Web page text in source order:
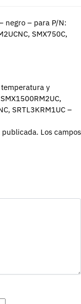
negro – para P/N:
SMX750C,
temperatura y
SRTL3KRM1UC –
publicada. Los campos